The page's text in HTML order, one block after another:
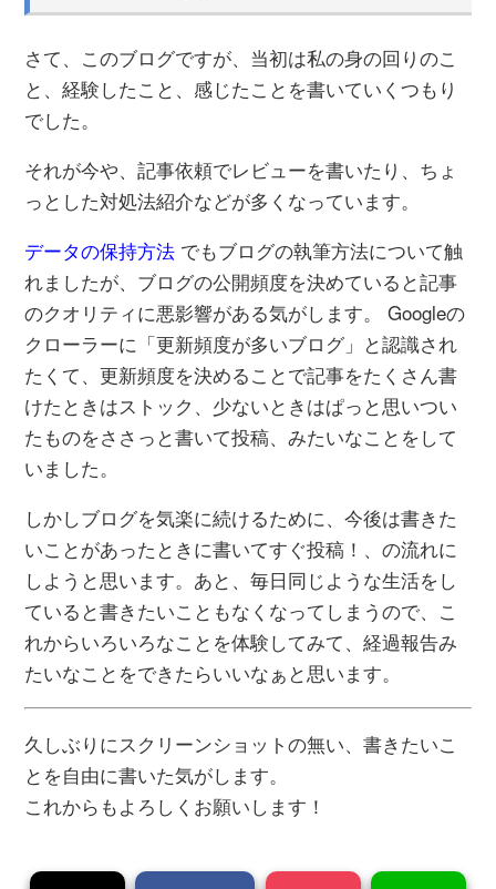
さて、このブログですが、当初は私の身の回りのこ
と、経験したこと、感じたことを書いていくつもり
でした。
それが今や、記事依頼でレビューを書いたり、ちょ
っとした対処法紹介などが多くなっています。
データの保持方法 でもブログの執筆方法について触
れましたが、ブログの公開頻度を決めていると記事
のクオリティに悪影響がある気がします。 Googleの
クローラーに「更新頻度が多いブログ」と認識され
たくて、更新頻度を決めることで記事をたくさん書
けたときはストック、少ないときはぱっと思いつい
たものをささっと書いて投稿、みたいなことをして
いました。
しかしブログを気楽に続けるために、今後は書きた
いことがあったときに書いてすぐ投稿！、の流れに
しようと思います。あと、毎日同じような生活をし
ていると書きたいこともなくなってしまうので、こ
れからいろいろなことを体験してみて、経過報告み
たいなことをできたらいいなぁと思います。
久しぶりにスクリーンショットの無い、書きたいこ
とを自由に書いた気がします。
これからもよろしくお願いします！